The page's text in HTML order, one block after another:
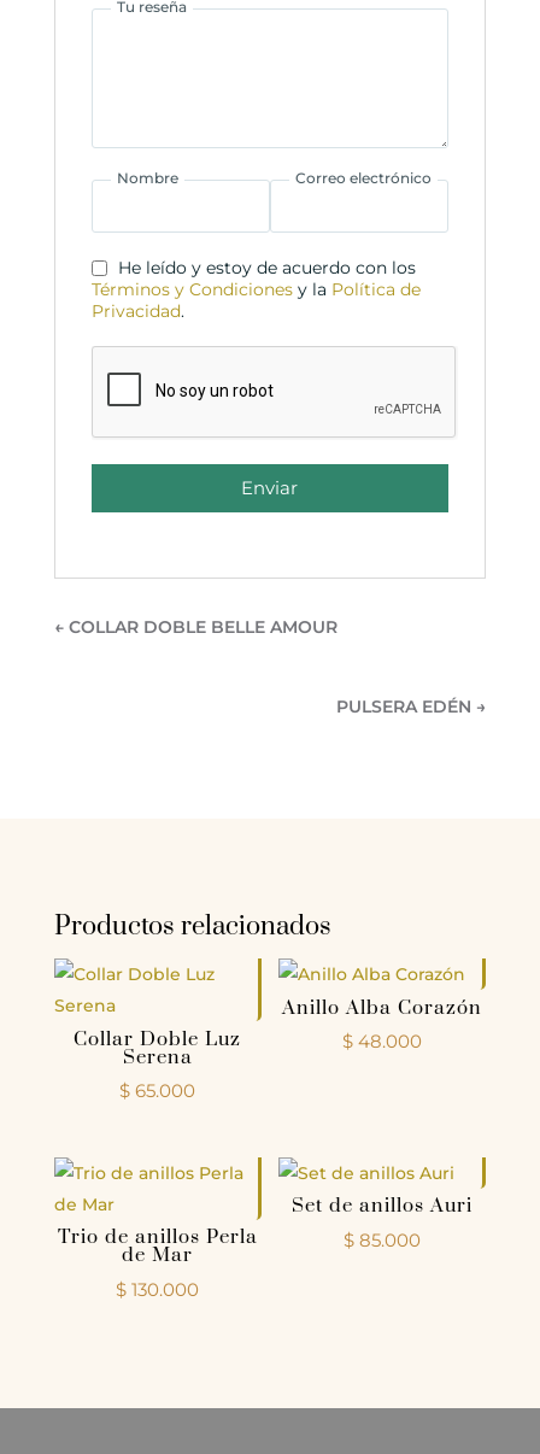
Tu reseña
Nombre Correo electrónico
He leído y estoy de acuerdo con los
Términos y Condicionesy la Política de
Privacidad.
Enviar
← COLLAR DOBLE BELLE AMOUR
PULSERA EDÉN →
Productos relacionados
Collar Doble Luz
Serena
$ 65.000
Anillo Alba Corazón
$ 48.000
Trio de anillos Perla
de Mar
$ 130.000
Set de anillos Auri
$ 85.000